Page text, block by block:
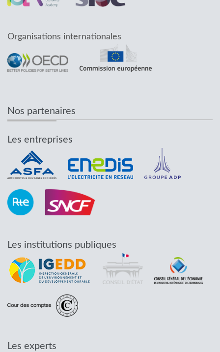
Organisations internationales
Nos partenaires
Les entreprises
Les institutions publiques
Les experts